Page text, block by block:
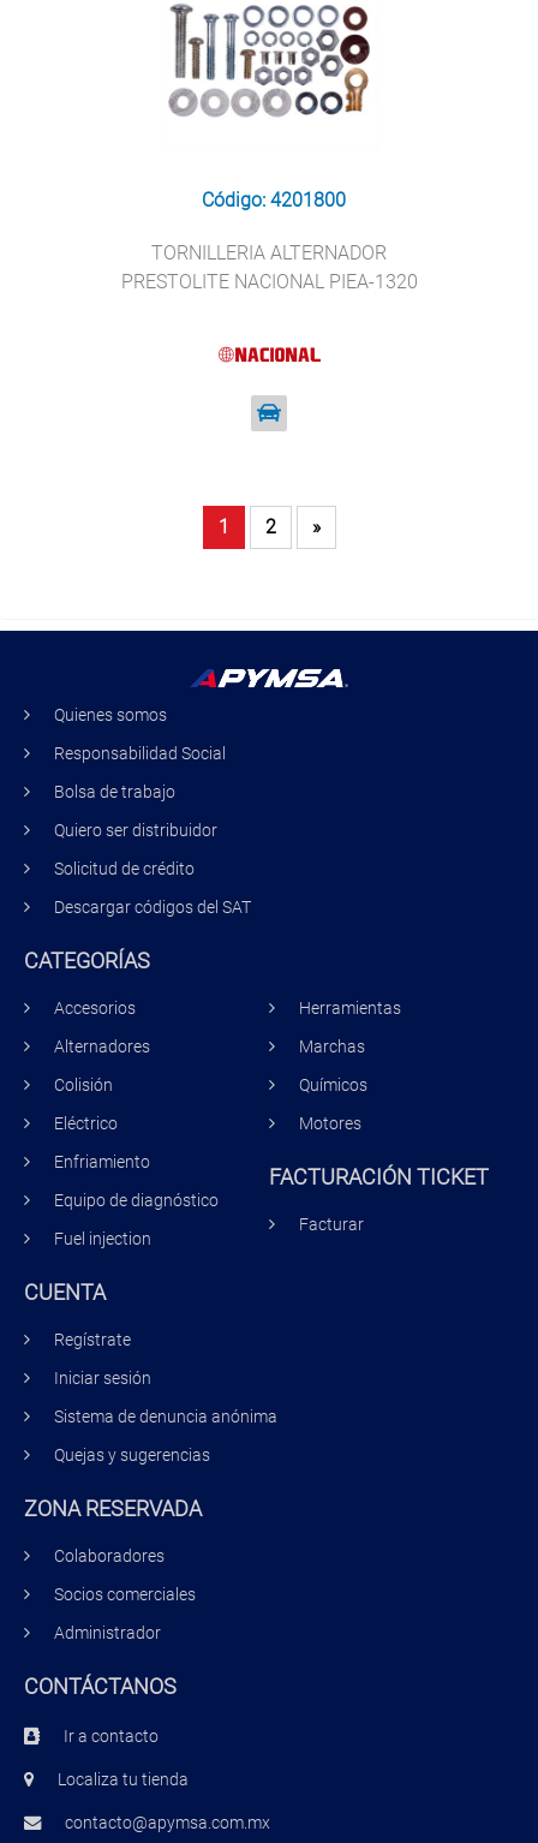
Código: 4201800
TORNILLERIA ALTERNADOR
PRESTOLITE NACIONAL PIEA-1320
1 2 »
Quienes somos
Responsabilidad Social
Bolsa de trabajo
Quiero ser distribuidor
Solicitud de crédito
Descargar códigos del SAT
CATEGORÍAS
Accesorios
Alternadores
Colisión
Eléctrico
Enfriamiento
Equipo de diagnóstico
Fuel injection
Herramientas
Marchas
Químicos
Motores
FACTURACIÓN TICKET
Facturar
CUENTA
Regístrate
Iniciar sesión
Sistema de denuncia anónima
Quejas y sugerencias
ZONA RESERVADA
Colaboradores
Socios comerciales
Administrador
CONTÁCTANOS
Ir a contacto
Localiza tu tienda
contacto@apymsa.com.mx